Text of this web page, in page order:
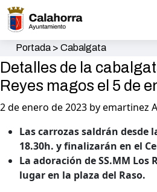
Portada> Cabalgata
Detalles de la
Reyes magos el 5 de
2 de enero de 2023 by emartinez
Las carrozas saldrán desde
18.30h. y finalizarán en el
La adoración de SS.MM Los
lugar en la plaza del Raso.